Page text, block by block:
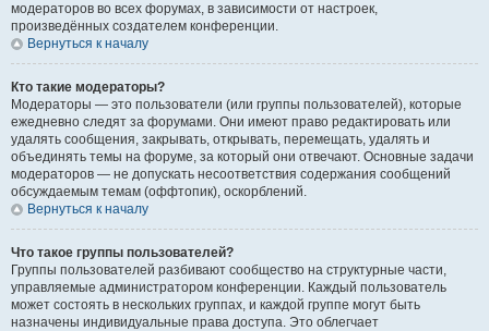
модераторов во всех форумах, в зависимости от настроек,
произведённых создателем конференции.
Вернуться к началу
Кто такие модераторы?
Модераторы — это пользователи (или группы пользователей), которые
ежедневно следят за форумами. Они имеют право редактировать или
удалять сообщения, закрывать, открывать, перемещать, удалять и
объединять темы на форуме, за который они отвечают. Основные задачи
модераторов — не допускать несоответствия содержания сообщений
обсуждаемым темам (оффтопик), оскорблений.
Вернуться к началу
Что такое группы пользователей?
Группы пользователей разбивают сообщество на структурные части,
управляемые администратором конференции. Каждый пользователь
может состоять в нескольких группах, и каждой группе могут быть
назначены индивидуальные права доступа. Это облегчает